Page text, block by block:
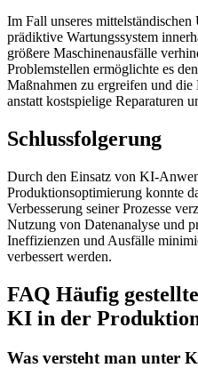
Im Fall unseres mittelständischen
prädiktive Wartungssystem
größere Maschinenausfälle
Problemstellen ermöglichte es
Maßnahmen zu ergreifen und
anstatt kostspielige Reparaturen
Schlussfolgerung
Durch den Einsatz von KI-
Produktionsoptimierung konnte
Verbesserung seiner Prozesse
Nutzung von Datenanalyse und
Ineffizienzen und Ausfälle
verbessert werden.
FAQ Häufig
KI in der
Was versteht man unter